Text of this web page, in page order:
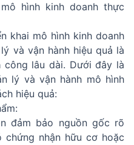
hình kinh doanh thực
khai mô hình kinh doanh
và vận hành hiệu quả là
lâu dài. Dưới đây là
lý và vận hành mô hình
hiệu quả:
đảm bảo nguồn gốc rõ
chứng nhận hữu cơ hoặc